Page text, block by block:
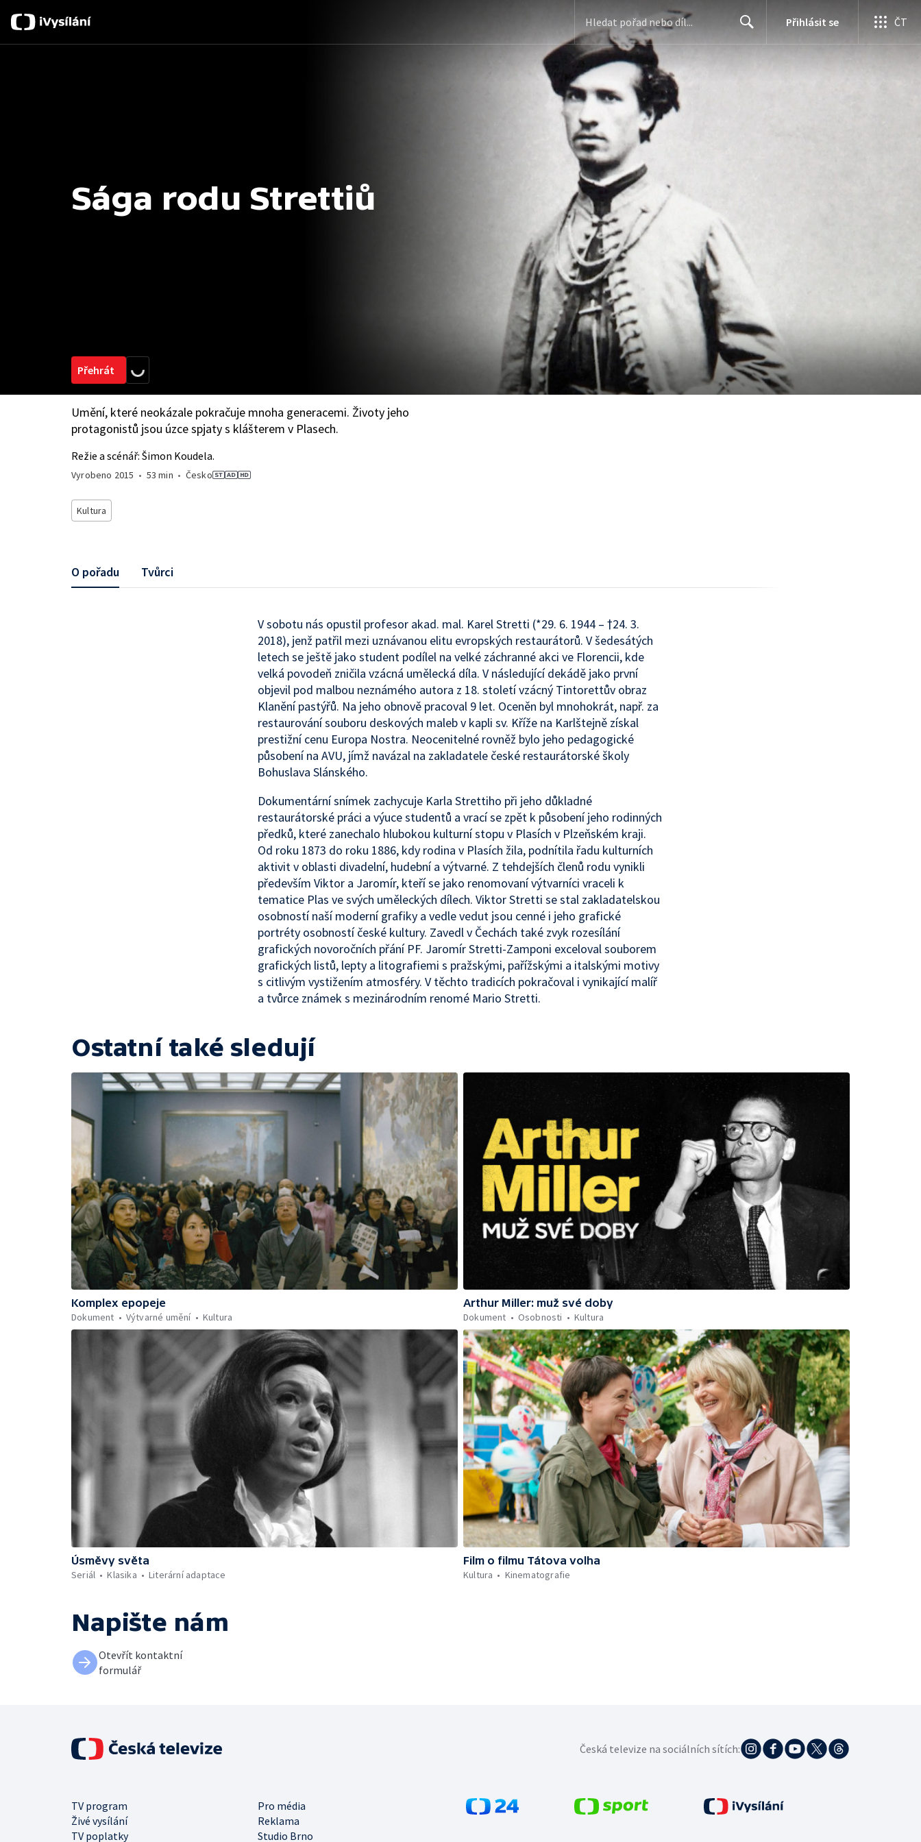
Přihlásit se ČT
Sága rodu Strettiů
Přehrát
Umění, které neokázale pokračuje mnoha generacemi. Životy jeho
protagonistů jsou úzce spjaty s klášterem v Plasech.
Režie a scénář: Šimon Koudela.
Vyrobeno 2015 • 53 min • Česko
Kultura
O pořadu Tvůrci
V sobotu nás opustil profesor akad. mal. Karel Stretti (*29. 6. 1944 – †24. 3.
2018), jenž patřil mezi uznávanou elitu evropských restaurátorů. V šedesátých
letech se ještě jako student podílel na velké záchranné akci ve Florencii, kde
velká povodeň zničila vzácná umělecká díla. V následující dekádě jako první
objevil pod malbou neznámého autora z 18. století vzácný Tintorettův obraz
Klanění pastýřů. Na jeho obnově pracoval 9 let. Oceněn byl mnohokrát, např. za
restaurování souboru deskových maleb v kapli sv. Kříže na Karlštejně získal
prestižní cenu Europa Nostra. Neocenitelné rovněž bylo jeho pedagogické
působení na AVU, jímž navázal na zakladatele české restaurátorské školy
Bohuslava Slánského.
Dokumentární snímek zachycuje Karla Strettiho při jeho důkladné
restaurátorské práci a výuce studentů a vrací se zpět k působení jeho rodinných
předků, které zanechalo hlubokou kulturní stopu v Plasích v Plzeňském kraji.
Od roku 1873 do roku 1886, kdy rodina v Plasích žila, podnítila řadu kulturních
aktivit v oblasti divadelní, hudební a výtvarné. Z tehdejších členů rodu vynikli
především Viktor a Jaromír, kteří se jako renomovaní výtvarníci vraceli k
tematice Plas ve svých uměleckých dílech. Viktor Stretti se stal zakladatelskou
osobností naší moderní grafiky a vedle vedut jsou cenné i jeho grafické
portréty osobností české kultury. Zavedl v Čechách také zvyk rozesílání
grafických novoročních přání PF. Jaromír Stretti-Zamponi exceloval souborem
grafických listů, lepty a litografiemi s pražskými, pařížskými a italskými motivy
s citlivým vystižením atmosféry. V těchto tradicích pokračoval i vynikající malíř
a tvůrce známek s mezinárodním renomé Mario Stretti.
Ostatní také sledují
Komplex epopeje
Dokument
Výtvarné umění Kultura
Arthur Miller: muž své doby
Dokument
Osobnosti Kultura
Úsměvy světa
Seriál
Klasika Literární adaptace
Film o filmu Tátova volha
Kultura
Kinematografie
Napište nám
Otevřít kontaktní
formulář
TV program
Pro média
Živé vysílání
Reklama
TV poplatky
Studio Brno
Česká televize na sociálních sítích: